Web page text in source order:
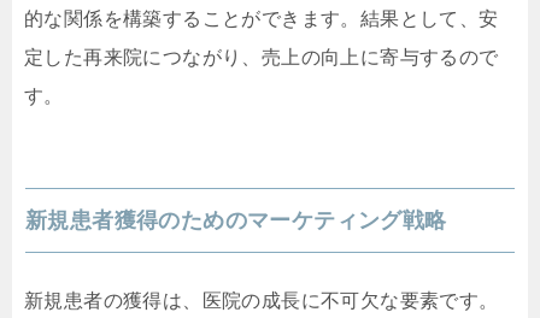
的な関係を構築することができます。結果として、安
定した再来院につながり、売上の向上に寄与するので
す。
新規患者獲得のためのマーケティング戦略
新規患者の獲得は、医院の成長に不可欠な要素です。